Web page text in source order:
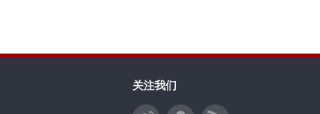
关注我们